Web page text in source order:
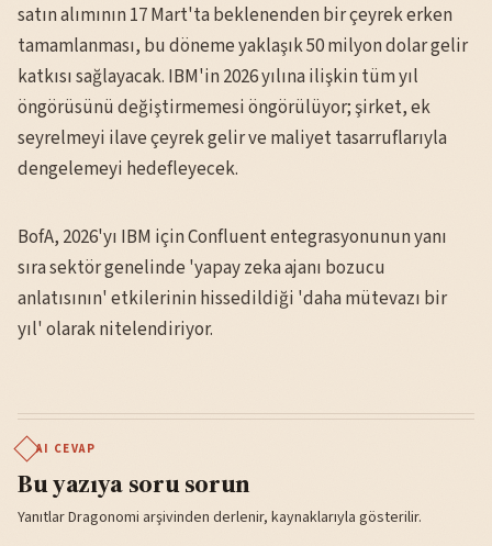
satın alımının 17 Mart'ta beklenenden bir çeyrek erken
tamamlanması, bu döneme yaklaşık 50 milyon dolar gelir
katkısı sağlayacak. IBM'in 2026 yılına ilişkin tüm yıl
öngörüsünü değiştirmemesi öngörülüyor; şirket, ek
seyrelmeyi ilave çeyrek gelir ve maliyet tasarruflarıyla
dengelemeyi hedefleyecek.
BofA, 2026'yı IBM için Confluent entegrasyonunun yanı
sıra sektör genelinde 'yapay zeka ajanı bozucu
anlatısının' etkilerinin hissedildiği 'daha mütevazı bir
yıl' olarak nitelendiriyor.
AI CEVAP
Bu yazıya soru sorun
Yanıtlar Dragonomi arşivinden derlenir, kaynaklarıyla gösterilir.